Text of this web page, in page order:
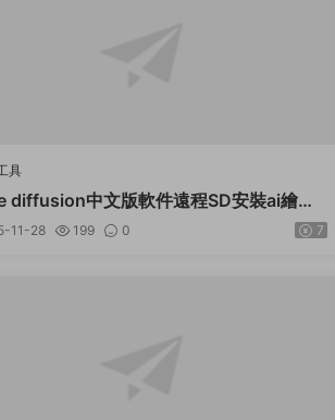
具
diffusion中文版軟件遠程SD安裝ai繪畫
程模型插件
11-28 199 0 7